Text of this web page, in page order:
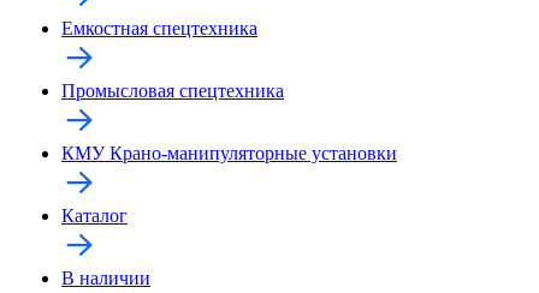
Емкостная спецтехника
Промысловая спецтехника
КМУ Крано-манипуляторные установки
Каталог
В наличии